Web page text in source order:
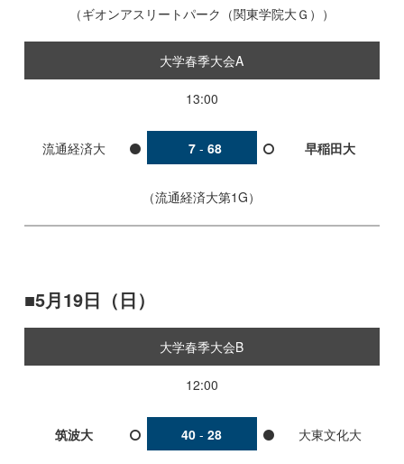
ギオンアスリートパーク（関東学院大Ｇ）
大学春季大会A
13:00
流通経済大 7 - 68 早稲田大
流通経済大第1G
5月19日（日）
大学春季大会B
12:00
筑波大 40 - 28 大東文化大